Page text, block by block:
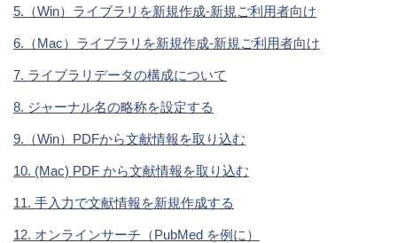
5.（Win）ライブラリを新規作成-新規ご利用者向け
6.（Mac）ライブラリを新規作成-新規ご利用者向け
7. ライブラリデータの構成について
8. ジャーナル名の略称を設定する
9.（Win）PDFから文献情報を取り込む
10. (Mac) PDF から文献情報を取り込む
11. 手入力で文献情報を新規作成する
12. オンラインサーチ（PubMed を例に）